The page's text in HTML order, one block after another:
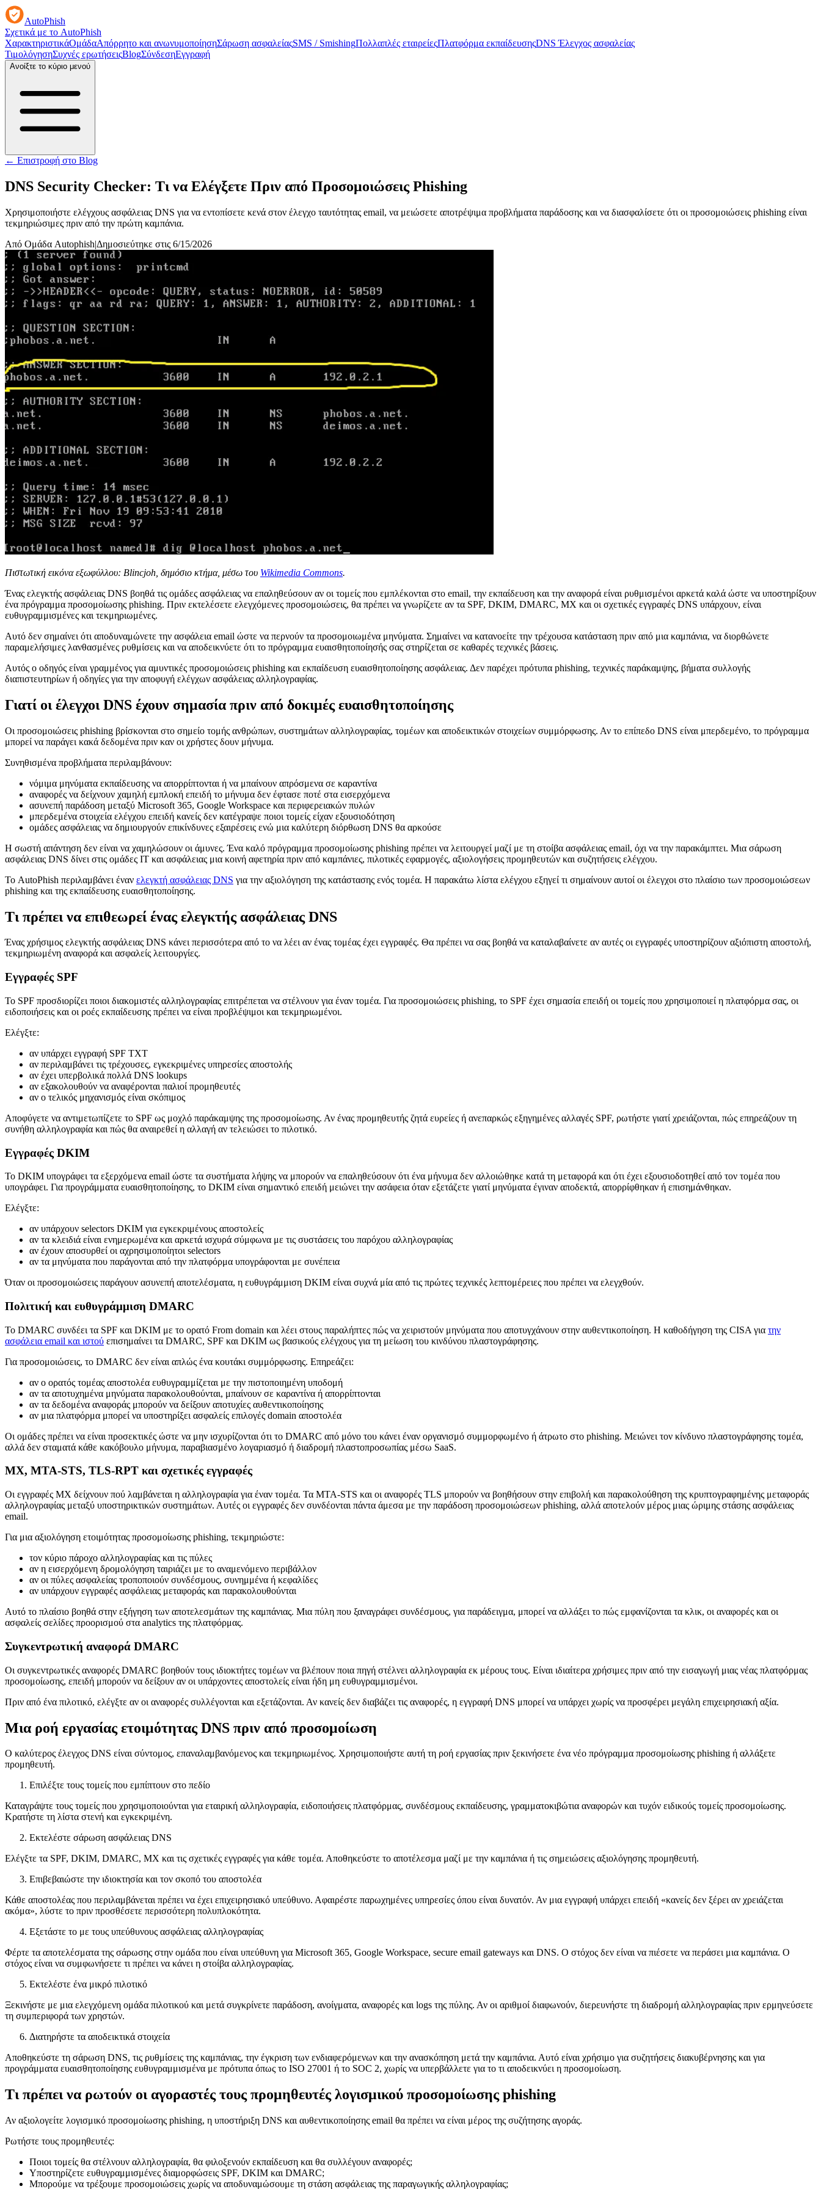
AutoPhish
Σχετικά με το AutoPhish
ΧαρακτηριστικάΟμάδαΑπόρρητο και ανωνυμοποίησηΣάρωση ασφαλείαςSMS / SmishingΠολλαπλές εταιρείεςΠλατφόρμα εκπαίδευσηςDNS Έλεγχος ασφαλείας
ΤιμολόγησηΣυχνές ερωτήσειςBlogΣύνδεσηΕγγραφή
Ανοίξτε το κύριο μενού
← Επιστροφή στο Blog
DNS Security Checker: Τι να Ελέγξετε Πριν από Προσομοιώσεις Phishing
Χρησιμοποιήστε ελέγχους ασφάλειας DNS για να εντοπίσετε κενά στον έλεγχο ταυτότητας email, να μειώσετε αποτρέψιμα προβλήματα παράδοσης και να διασφαλίσετε ότι οι προσομοιώσεις phishing είναι
τεκμηριώσιμες πριν από την πρώτη καμπάνια.
Από Ομάδα Autophish|Δημοσιεύτηκε στις 6/15/2026
Πιστωτική εικόνα εξωφύλλου: Blincjoh, δημόσιο κτήμα, μέσω του Wikimedia Commons.
Ένας ελεγκτής ασφάλειας DNS βοηθά τις ομάδες ασφάλειας να επαληθεύσουν αν οι τομείς που εμπλέκονται στο email, την εκπαίδευση και την αναφορά είναι ρυθμισμένοι αρκετά καλά ώστε να υποστηρίξουν
ένα πρόγραμμα προσομοίωσης phishing. Πριν εκτελέσετε ελεγχόμενες προσομοιώσεις, θα πρέπει να γνωρίζετε αν τα SPF, DKIM, DMARC, MX και οι σχετικές εγγραφές DNS υπάρχουν, είναι
ευθυγραμμισμένες και τεκμηριωμένες.
Αυτό δεν σημαίνει ότι αποδυναμώνετε την ασφάλεια email ώστε να περνούν τα προσομοιωμένα μηνύματα. Σημαίνει να κατανοείτε την τρέχουσα κατάσταση πριν από μια καμπάνια, να διορθώνετε
παραμελήσιμες λανθασμένες ρυθμίσεις και να αποδεικνύετε ότι το πρόγραμμα ευαισθητοποίησής σας στηρίζεται σε καθαρές τεχνικές βάσεις.
Αυτός ο οδηγός είναι γραμμένος για αμυντικές προσομοιώσεις phishing και εκπαίδευση ευαισθητοποίησης ασφάλειας. Δεν παρέχει πρότυπα phishing, τεχνικές παράκαμψης, βήματα συλλογής
διαπιστευτηρίων ή οδηγίες για την αποφυγή ελέγχων ασφάλειας αλληλογραφίας.
Γιατί οι έλεγχοι DNS έχουν σημασία πριν από δοκιμές ευαισθητοποίησης
Οι προσομοιώσεις phishing βρίσκονται στο σημείο τομής ανθρώπων, συστημάτων αλληλογραφίας, τομέων και αποδεικτικών στοιχείων συμμόρφωσης. Αν το επίπεδο DNS είναι μπερδεμένο, το πρόγραμμα
μπορεί να παράγει κακά δεδομένα πριν καν οι χρήστες δουν μήνυμα.
Συνηθισμένα προβλήματα περιλαμβάνουν:
νόμιμα μηνύματα εκπαίδευσης να απορρίπτονται ή να μπαίνουν απρόσμενα σε καραντίνα
αναφορές να δείχνουν χαμηλή εμπλοκή επειδή το μήνυμα δεν έφτασε ποτέ στα εισερχόμενα
ασυνεπή παράδοση μεταξύ Microsoft 365, Google Workspace και περιφερειακών πυλών
μπερδεμένα στοιχεία ελέγχου επειδή κανείς δεν κατέγραψε ποιοι τομείς είχαν εξουσιοδότηση
ομάδες ασφάλειας να δημιουργούν επικίνδυνες εξαιρέσεις ενώ μια καλύτερη διόρθωση DNS θα αρκούσε
Η σωστή απάντηση δεν είναι να χαμηλώσουν οι άμυνες. Ένα καλό πρόγραμμα προσομοίωσης phishing πρέπει να λειτουργεί μαζί με τη στοίβα ασφάλειας email, όχι να την παρακάμπτει. Μια σάρωση
ασφάλειας DNS δίνει στις ομάδες IT και ασφάλειας μια κοινή αφετηρία πριν από καμπάνιες, πιλοτικές εφαρμογές, αξιολογήσεις προμηθευτών και συζητήσεις ελέγχου.
Το AutoPhish περιλαμβάνει έναν ελεγκτή ασφάλειας DNS για την αξιολόγηση της κατάστασης ενός τομέα. Η παρακάτω λίστα ελέγχου εξηγεί τι σημαίνουν αυτοί οι έλεγχοι στο πλαίσιο των προσομοιώσεων
phishing και της εκπαίδευσης ευαισθητοποίησης.
Τι πρέπει να επιθεωρεί ένας ελεγκτής ασφάλειας DNS
Ένας χρήσιμος ελεγκτής ασφάλειας DNS κάνει περισσότερα από το να λέει αν ένας τομέας έχει εγγραφές. Θα πρέπει να σας βοηθά να καταλαβαίνετε αν αυτές οι εγγραφές υποστηρίζουν αξιόπιστη αποστολή,
τεκμηριωμένη αναφορά και ασφαλείς λειτουργίες.
Εγγραφές SPF
Το SPF προσδιορίζει ποιοι διακομιστές αλληλογραφίας επιτρέπεται να στέλνουν για έναν τομέα. Για προσομοιώσεις phishing, το SPF έχει σημασία επειδή οι τομείς που χρησιμοποιεί η πλατφόρμα σας, οι
ειδοποιήσεις και οι ροές εκπαίδευσης πρέπει να είναι προβλέψιμοι και τεκμηριωμένοι.
Ελέγξτε:
αν υπάρχει εγγραφή SPF TXT
αν περιλαμβάνει τις τρέχουσες, εγκεκριμένες υπηρεσίες αποστολής
αν έχει υπερβολικά πολλά DNS lookups
αν εξακολουθούν να αναφέρονται παλιοί προμηθευτές
αν ο τελικός μηχανισμός είναι σκόπιμος
Αποφύγετε να αντιμετωπίζετε το SPF ως μοχλό παράκαμψης της προσομοίωσης. Αν ένας προμηθευτής ζητά ευρείες ή ανεπαρκώς εξηγημένες αλλαγές SPF, ρωτήστε γιατί χρειάζονται, πώς επηρεάζουν τη
συνήθη αλληλογραφία και πώς θα αναιρεθεί η αλλαγή αν τελειώσει το πιλοτικό.
Εγγραφές DKIM
Το DKIM υπογράφει τα εξερχόμενα email ώστε τα συστήματα λήψης να μπορούν να επαληθεύσουν ότι ένα μήνυμα δεν αλλοιώθηκε κατά τη μεταφορά και ότι έχει εξουσιοδοτηθεί από τον τομέα που
υπογράφει. Για προγράμματα ευαισθητοποίησης, το DKIM είναι σημαντικό επειδή μειώνει την ασάφεια όταν εξετάζετε γιατί μηνύματα έγιναν αποδεκτά, απορρίφθηκαν ή επισημάνθηκαν.
Ελέγξτε:
αν υπάρχουν selectors DKIM για εγκεκριμένους αποστολείς
αν τα κλειδιά είναι ενημερωμένα και αρκετά ισχυρά σύμφωνα με τις συστάσεις του παρόχου αλληλογραφίας
αν έχουν αποσυρθεί οι αχρησιμοποίητοι selectors
αν τα μηνύματα που παράγονται από την πλατφόρμα υπογράφονται με συνέπεια
Όταν οι προσομοιώσεις παράγουν ασυνεπή αποτελέσματα, η ευθυγράμμιση DKIM είναι συχνά μία από τις πρώτες τεχνικές λεπτομέρειες που πρέπει να ελεγχθούν.
Πολιτική και ευθυγράμμιση DMARC
Το DMARC συνδέει τα SPF και DKIM με το ορατό From domain και λέει στους παραλήπτες πώς να χειριστούν μηνύματα που αποτυγχάνουν στην αυθεντικοποίηση. Η καθοδήγηση της CISA για την
ασφάλεια email και ιστού επισημαίνει τα DMARC, SPF και DKIM ως βασικούς ελέγχους για τη μείωση του κινδύνου πλαστογράφησης.
Για προσομοιώσεις, το DMARC δεν είναι απλώς ένα κουτάκι συμμόρφωσης. Επηρεάζει:
αν ο ορατός τομέας αποστολέα ευθυγραμμίζεται με την πιστοποιημένη υποδομή
αν τα αποτυχημένα μηνύματα παρακολουθούνται, μπαίνουν σε καραντίνα ή απορρίπτονται
αν τα δεδομένα αναφοράς μπορούν να δείξουν αποτυχίες αυθεντικοποίησης
αν μια πλατφόρμα μπορεί να υποστηρίξει ασφαλείς επιλογές domain αποστολέα
Οι ομάδες πρέπει να είναι προσεκτικές ώστε να μην ισχυρίζονται ότι το DMARC από μόνο του κάνει έναν οργανισμό συμμορφωμένο ή άτρωτο στο phishing. Μειώνει τον κίνδυνο πλαστογράφησης τομέα,
αλλά δεν σταματά κάθε κακόβουλο μήνυμα, παραβιασμένο λογαριασμό ή διαδρομή πλαστοπροσωπίας μέσω SaaS.
MX, MTA-STS, TLS-RPT και σχετικές εγγραφές
Οι εγγραφές MX δείχνουν πού λαμβάνεται η αλληλογραφία για έναν τομέα. Τα MTA-STS και οι αναφορές TLS μπορούν να βοηθήσουν στην επιβολή και παρακολούθηση της κρυπτογραφημένης μεταφοράς
αλληλογραφίας μεταξύ υποστηρικτικών συστημάτων. Αυτές οι εγγραφές δεν συνδέονται πάντα άμεσα με την παράδοση προσομοιώσεων phishing, αλλά αποτελούν μέρος μιας ώριμης στάσης ασφάλειας
email.
Για μια αξιολόγηση ετοιμότητας προσομοίωσης phishing, τεκμηριώστε:
τον κύριο πάροχο αλληλογραφίας και τις πύλες
αν η εισερχόμενη δρομολόγηση ταιριάζει με το αναμενόμενο περιβάλλον
αν οι πύλες ασφαλείας τροποποιούν συνδέσμους, συνημμένα ή κεφαλίδες
αν υπάρχουν εγγραφές ασφάλειας μεταφοράς και παρακολουθούνται
Αυτό το πλαίσιο βοηθά στην εξήγηση των αποτελεσμάτων της καμπάνιας. Μια πύλη που ξαναγράφει συνδέσμους, για παράδειγμα, μπορεί να αλλάξει το πώς εμφανίζονται τα κλικ, οι αναφορές και οι
ασφαλείς σελίδες προορισμού στα analytics της πλατφόρμας.
Συγκεντρωτική αναφορά DMARC
Οι συγκεντρωτικές αναφορές DMARC βοηθούν τους ιδιοκτήτες τομέων να βλέπουν ποια πηγή στέλνει αλληλογραφία εκ μέρους τους. Είναι ιδιαίτερα χρήσιμες πριν από την εισαγωγή μιας νέας πλατφόρμας
προσομοίωσης, επειδή μπορούν να δείξουν αν οι υπάρχοντες αποστολείς είναι ήδη μη ευθυγραμμισμένοι.
Πριν από ένα πιλοτικό, ελέγξτε αν οι αναφορές συλλέγονται και εξετάζονται. Αν κανείς δεν διαβάζει τις αναφορές, η εγγραφή DNS μπορεί να υπάρχει χωρίς να προσφέρει μεγάλη επιχειρησιακή αξία.
Μια ροή εργασίας ετοιμότητας DNS πριν από προσομοίωση
Ο καλύτερος έλεγχος DNS είναι σύντομος, επαναλαμβανόμενος και τεκμηριωμένος. Χρησιμοποιήστε αυτή τη ροή εργασίας πριν ξεκινήσετε ένα νέο πρόγραμμα προσομοίωσης phishing ή αλλάξετε
προμηθευτή.
Επιλέξτε τους τομείς που εμπίπτουν στο πεδίο
Καταγράψτε τους τομείς που χρησιμοποιούνται για εταιρική αλληλογραφία, ειδοποιήσεις πλατφόρμας, συνδέσμους εκπαίδευσης, γραμματοκιβώτια αναφορών και τυχόν ειδικούς τομείς προσομοίωσης.
Κρατήστε τη λίστα στενή και εγκεκριμένη.
Εκτελέστε σάρωση ασφάλειας DNS
Ελέγξτε τα SPF, DKIM, DMARC, MX και τις σχετικές εγγραφές για κάθε τομέα. Αποθηκεύστε το αποτέλεσμα μαζί με την καμπάνια ή τις σημειώσεις αξιολόγησης προμηθευτή.
Επιβεβαιώστε την ιδιοκτησία και τον σκοπό του αποστολέα
Κάθε αποστολέας που περιλαμβάνεται πρέπει να έχει επιχειρησιακό υπεύθυνο. Αφαιρέστε παρωχημένες υπηρεσίες όπου είναι δυνατόν. Αν μια εγγραφή υπάρχει επειδή «κανείς δεν ξέρει αν χρειάζεται
ακόμα», λύστε το πριν προσθέσετε περισσότερη πολυπλοκότητα.
Εξετάστε το με τους υπεύθυνους ασφάλειας αλληλογραφίας
Φέρτε τα αποτελέσματα της σάρωσης στην ομάδα που είναι υπεύθυνη για Microsoft 365, Google Workspace, secure email gateways και DNS. Ο στόχος δεν είναι να πιέσετε να περάσει μια καμπάνια. Ο
στόχος είναι να συμφωνήσετε τι πρέπει να κάνει η στοίβα αλληλογραφίας.
Εκτελέστε ένα μικρό πιλοτικό
Ξεκινήστε με μια ελεγχόμενη ομάδα πιλοτικού και μετά συγκρίνετε παράδοση, ανοίγματα, αναφορές και logs της πύλης. Αν οι αριθμοί διαφωνούν, διερευνήστε τη διαδρομή αλληλογραφίας πριν ερμηνεύσετε
τη συμπεριφορά των χρηστών.
Διατηρήστε τα αποδεικτικά στοιχεία
Αποθηκεύστε τη σάρωση DNS, τις ρυθμίσεις της καμπάνιας, την έγκριση των ενδιαφερόμενων και την ανασκόπηση μετά την καμπάνια. Αυτό είναι χρήσιμο για συζητήσεις διακυβέρνησης και για
προγράμματα ευαισθητοποίησης ευθυγραμμισμένα με πρότυπα όπως το ISO 27001 ή το SOC 2, χωρίς να υπερβάλλετε για το τι αποδεικνύει η προσομοίωση.
Τι πρέπει να ρωτούν οι αγοραστές τους προμηθευτές λογισμικού προσομοίωσης phishing
Αν αξιολογείτε λογισμικό προσομοίωσης phishing, η υποστήριξη DNS και αυθεντικοποίησης email θα πρέπει να είναι μέρος της συζήτησης αγοράς.
Ρωτήστε τους προμηθευτές:
Ποιοι τομείς θα στέλνουν αλληλογραφία, θα φιλοξενούν εκπαίδευση και θα συλλέγουν αναφορές;
Υποστηρίζετε ευθυγραμμισμένες διαμορφώσεις SPF, DKIM και DMARC;
Μπορούμε να τρέξουμε προσομοιώσεις χωρίς να αποδυναμώσουμε τη στάση ασφάλειας της παραγωγικής αλληλογραφίας;